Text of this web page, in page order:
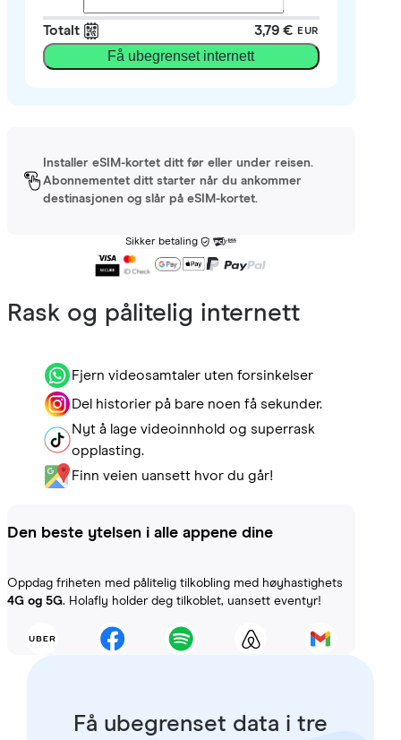
Totalt 3,79 € EUR
Få ubegrenset internett
Installer eSIM-kortet ditt før eller under reisen.
Abonnementet ditt starter når du ankommer
destinasjonen og slår på eSIM-kortet.
Sikker betaling
Rask og pålitelig internett
Fjern videosamtaler uten forsinkelser
Del historier på bare noen få sekunder.
Nyt å lage videoinnhold og superrask
opplasting.
Finn veien uansett hvor du går!
Den beste ytelsen i alle appene dine
Oppdag friheten med pålitelig tilkobling med høyhastighets
4G og 5G. Holafly holder deg tilkoblet, uansett eventyr!
Få ubegrenset data i tre